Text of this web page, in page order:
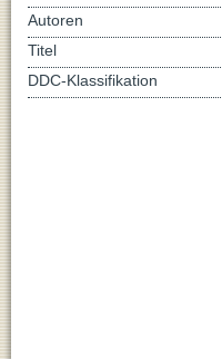
Autoren
Titel
DDC-Klassifikation